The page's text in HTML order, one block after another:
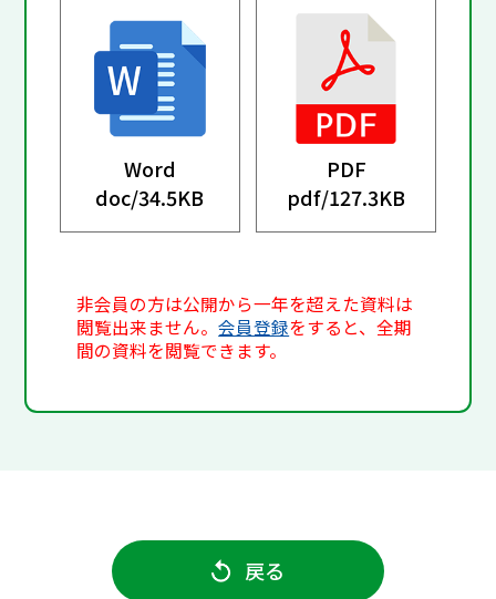
Word
doc/34.5KB
PDF
pdf/127.3KB
非会員の方は公開から一年を超えた資料は
閲覧出来ません。会員登録をすると、全期
間の資料を閲覧できます。
戻る